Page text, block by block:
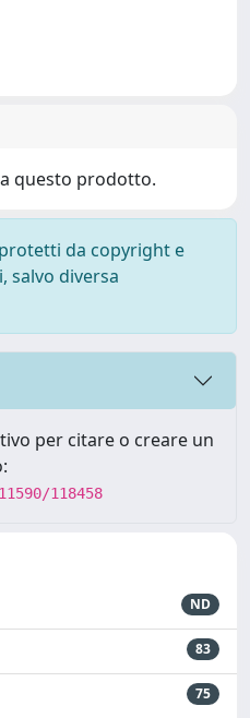
questo prodotto.
da copyright e
salvo diversa
per citare o creare un
118458
ND
83
75